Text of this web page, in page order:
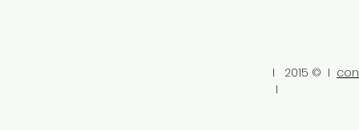
I 2015 © I
I